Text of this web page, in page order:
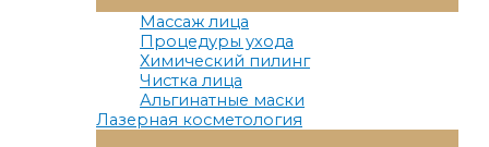
Меню
Массаж лица
Процедуры ухода
Химический пилинг
Чистка лица
Альгинатные маски
Лазерная косметология